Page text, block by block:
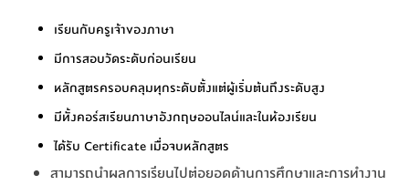
เรียนกับครูเจ้าของภาษา
มีการสอบวัดระดับก่อนเรียน
หลักสูตรครอบคลุมทุกระดับตั้งแต่ผู้เริ่มต้นถึงระดับสูง
มีทั้งคอร์สเรียนภาษาอังกฤษออนไลน์และในห้องเรียน
ได้รับ Certificate เมื่อจบหลักสูตร
สามารถนำผลการเรียนไปต่อยอดด้านการศึกษาและการทำงาน